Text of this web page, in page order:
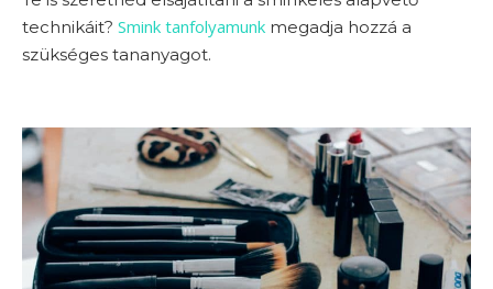
technikáit? Smink tanfolyamunk megadja hozzá a
szükséges tananyagot.